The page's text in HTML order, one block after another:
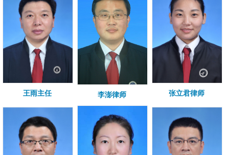
王雨主任 李澎律师 张立君律师